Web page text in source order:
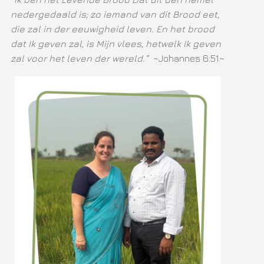
nedergedaald is; zo iemand van dit Brood eet,
die zal in der eeuwigheid leven. En het brood
dat Ik geven zal, is Mijn vlees, hetwelk Ik geven
zal voor het leven der wereld.” ~Johannes 6:51~